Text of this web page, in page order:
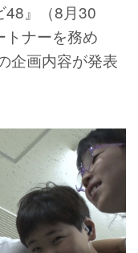
』（8月30
トナーを務め
企画内容が発表